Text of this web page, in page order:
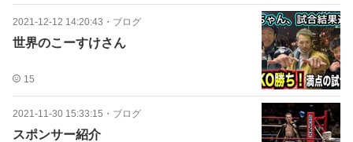
2021-12-12 14:20:43 ・ ブログ
世界のこーすけさん
15
2021-11-30 15:33:15 ・ ブログ
スポンサー紹介